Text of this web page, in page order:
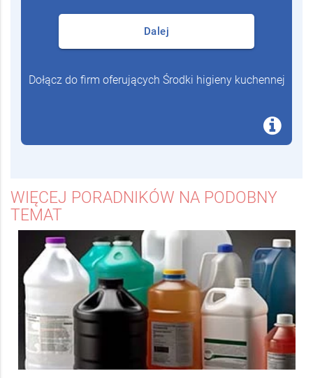
Oferty są darmowe i niezobowiązujące
Dalej
Dołącz do firm oferujących Środki higieny kuchennej
WIĘCEJ PORADNIKÓW NA PODOBNY
TEMAT